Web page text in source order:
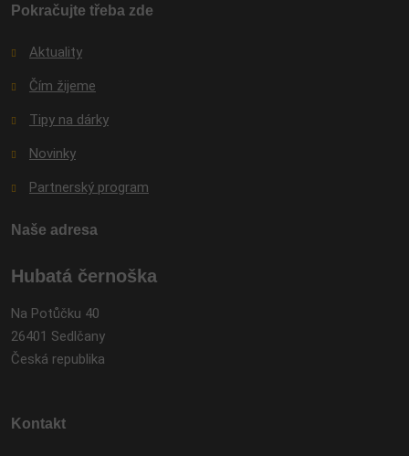
odeslat.
Pokračujte třeba zde
Aktuality
Čím žijeme
Tipy na dárky
Novinky
Partnerský program
Naše adresa
Hubatá černoška
Na Potůčku 40
26401 Sedlčany
Česká republika
Kontakt